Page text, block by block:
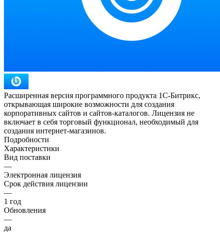
Расширенная версия программного продукта 1С-Битрикс,
открывающая широкие возможности для создания
корпоративных сайтов и сайтов-каталогов. Лицензия не
включает в себя торговый функционал, необходимый для
создания интернет-магазинов.
Подробности
Характеристики
Вид поставки
—
Электронная лицензия
Срок действия лицензии
—
1 год
Обновления
—
да